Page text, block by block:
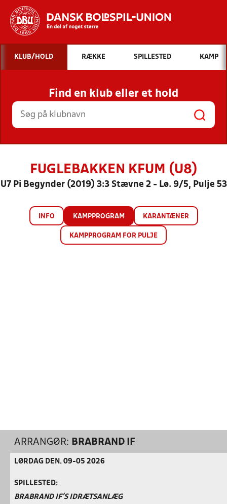
Hvad vil du søge efter?
INDHOLD OG NYHEDER
STILLINGER, RESULTATER, KLUBBER OG
HOLD
KLUB/HOLD RÆKKE SPILLESTED KAMP
Find en klub eller et hold
FUGLEBAKKEN KFUM (U8)
U7 Pi Begynder (2019) 3:3 Stævne 2 - Lø. 9/5, Pulje 53
INFO KAMPPROGRAM KARANTÆNER
KAMPPROGRAM FOR PULJE
ARRANGØR: BRABRAND IF
LØRDAG DEN. 09-05 2026
SPILLESTED:
BRABRAND IF'S IDRÆTSANLÆG